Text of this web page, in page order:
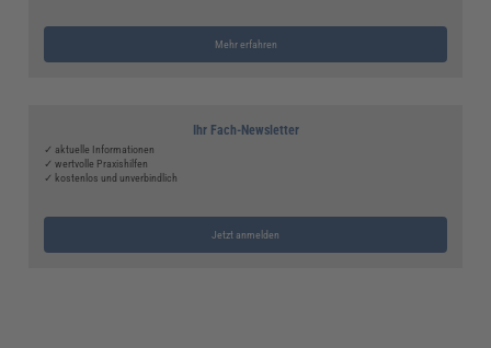
Mehr erfahren
Ihr Fach-Newsletter
✓ aktuelle Informationen
✓ wertvolle Praxishilfen
✓ kostenlos und unverbindlich
Jetzt anmelden